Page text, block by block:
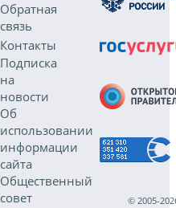
Обратная
связь
Контакты
Подписка
на
новости
Об
использовании
информации
сайта
Общественный
совет
© 2005-